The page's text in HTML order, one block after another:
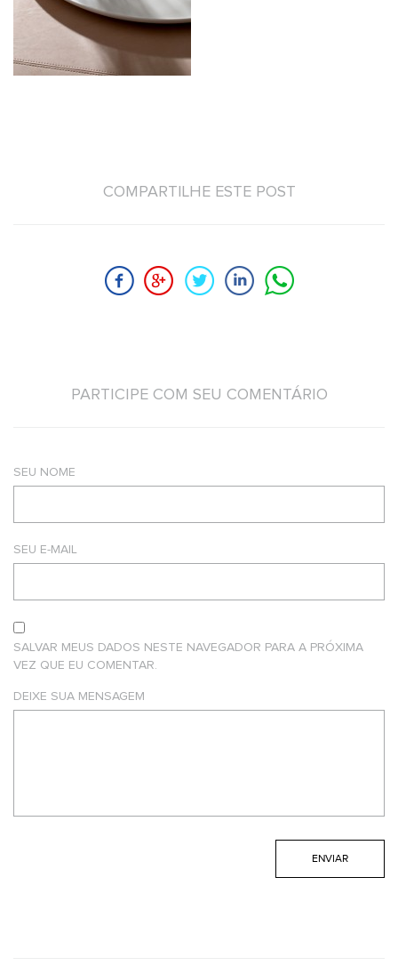
COMPARTILHE ESTE POST
PARTICIPE COM SEU COMENTÁRIO
SEU NOME
SEU E-MAIL
SALVAR MEUS DADOS NESTE NAVEGADOR PARA A PRÓXIMA
VEZ QUE EU COMENTAR.
DEIXE SUA MENSAGEM